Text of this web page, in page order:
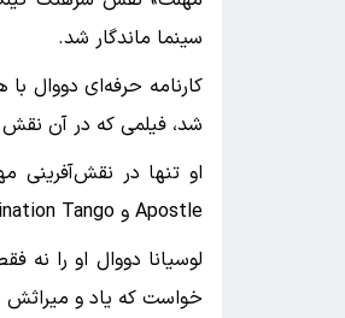
سینما ماندگار شد.
شد، فیلمی که در آن نقش
Apostle و Assassination Tango را نوشته و کارگردانی کرد که بازتاب‌دهنده علایق شخصی و هنری‌اش بود.
لوسیانا دووال او را نه
خواست که یاد و میراثش